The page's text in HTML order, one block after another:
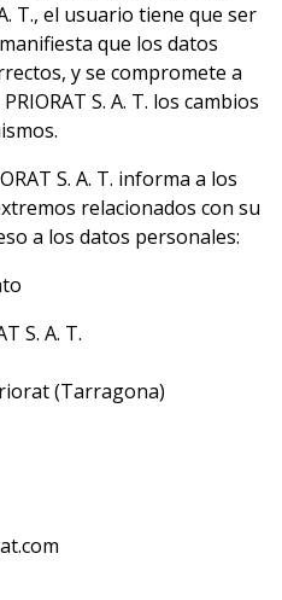
A. T., el usuario tiene que ser
que los datos
y se compromete a
S. A. T. los cambios
S. A. T. informa a los
relacionados con su
a los datos personales:
S. A. T.
(Tarragona)